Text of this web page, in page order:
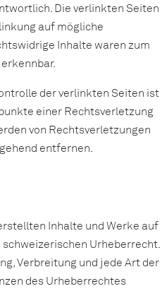
Die verlinkten Seiten
auf mögliche
Inhalte waren zum
der verlinkten Seiten ist
einer Rechtsverletzung
von Rechtsverletzungen
entfernen.
Inhalte und Werke auf
Urheberrecht.
Verbreitung und jede Art der
des Urheberrechtes